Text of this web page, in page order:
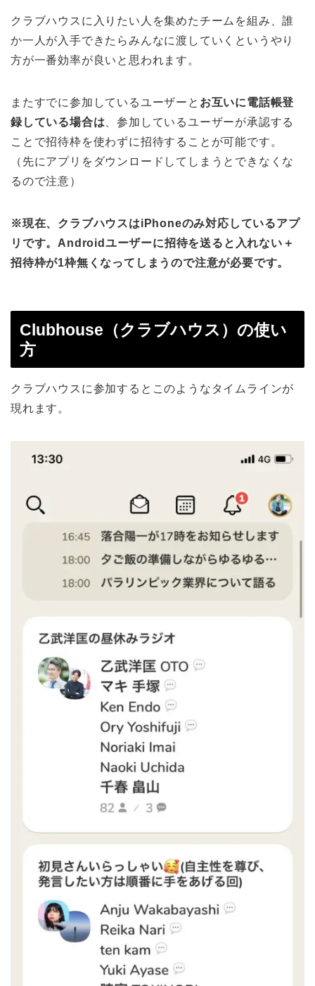
クラブハウスに入りたい人を集めたチームを組み、誰
か一人が入手できたらみんなに渡していくというやり
方が一番効率が良いと思われます。
またすでに参加しているユーザーと お互いに電話帳登
録している場合は 、参加しているユーザーが承認する
ことで招待枠を使わずに招待することが可能です。
（先にアプリをダウンロードしてしまうとできなくな
るので注意）
※現在、クラブハウスはiPhoneのみ対応しているアプ
リです。Androidユーザーに招待を送ると入れない＋
招待枠が1枠無くなってしまうので注意が必要です。
Clubhouse（クラブハウス）の使い
方
クラブハウスに参加するとこのようなタイムラインが
現れます。